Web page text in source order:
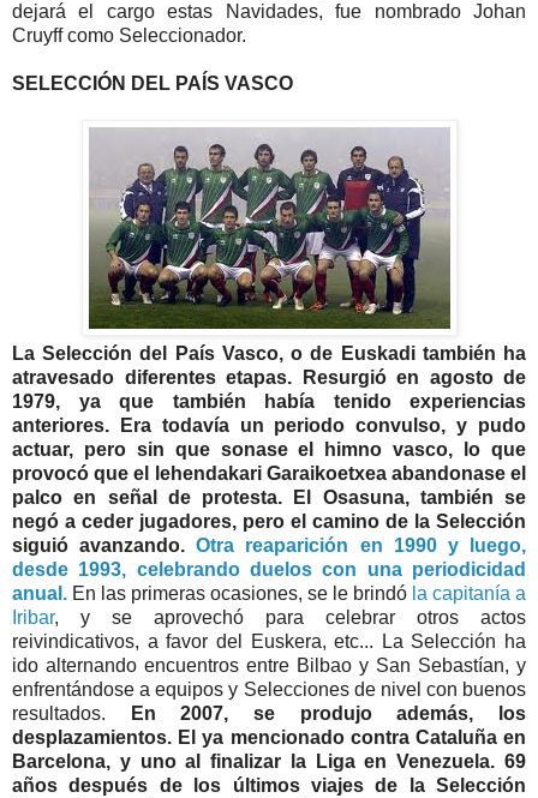
dejará el cargo estas Navidades, fue nombrado Johan
Cruyff como Seleccionador.
SELECCIÓN DEL PAÍS VASCO
La Selección del País Vasco, o de Euskadi también ha
atravesado diferentes etapas. Resurgió en agosto de
1979, ya que también había tenido experiencias
anteriores. Era todavía un periodo convulso, y pudo
actuar, pero sin que sonase el himno vasco, lo que
provocó que el lehendakari Garaikoetxea abandonase el
palco en señal de protesta. El Osasuna, también se
negó a ceder jugadores, pero el camino de la Selección
siguió avanzando. Otra reaparición en 1990 y luego,
desde 1993, celebrando duelos con una periodicidad
anual. En las primeras ocasiones, se le brindó la capitanía a
Iribar, y se aprovechó para celebrar otros actos
reivindicativos, a favor del Euskera, etc... La Selección ha
ido alternando encuentros entre Bilbao y San Sebastían, y
enfrentándose a equipos y Selecciones de nivel con buenos
resultados.
En 2007, se produjo además, los
desplazamientos. El ya mencionado contra Cataluña en
Barcelona, y uno al finalizar la Liga en Venezuela. 69
años después de los últimos viajes de la Selección